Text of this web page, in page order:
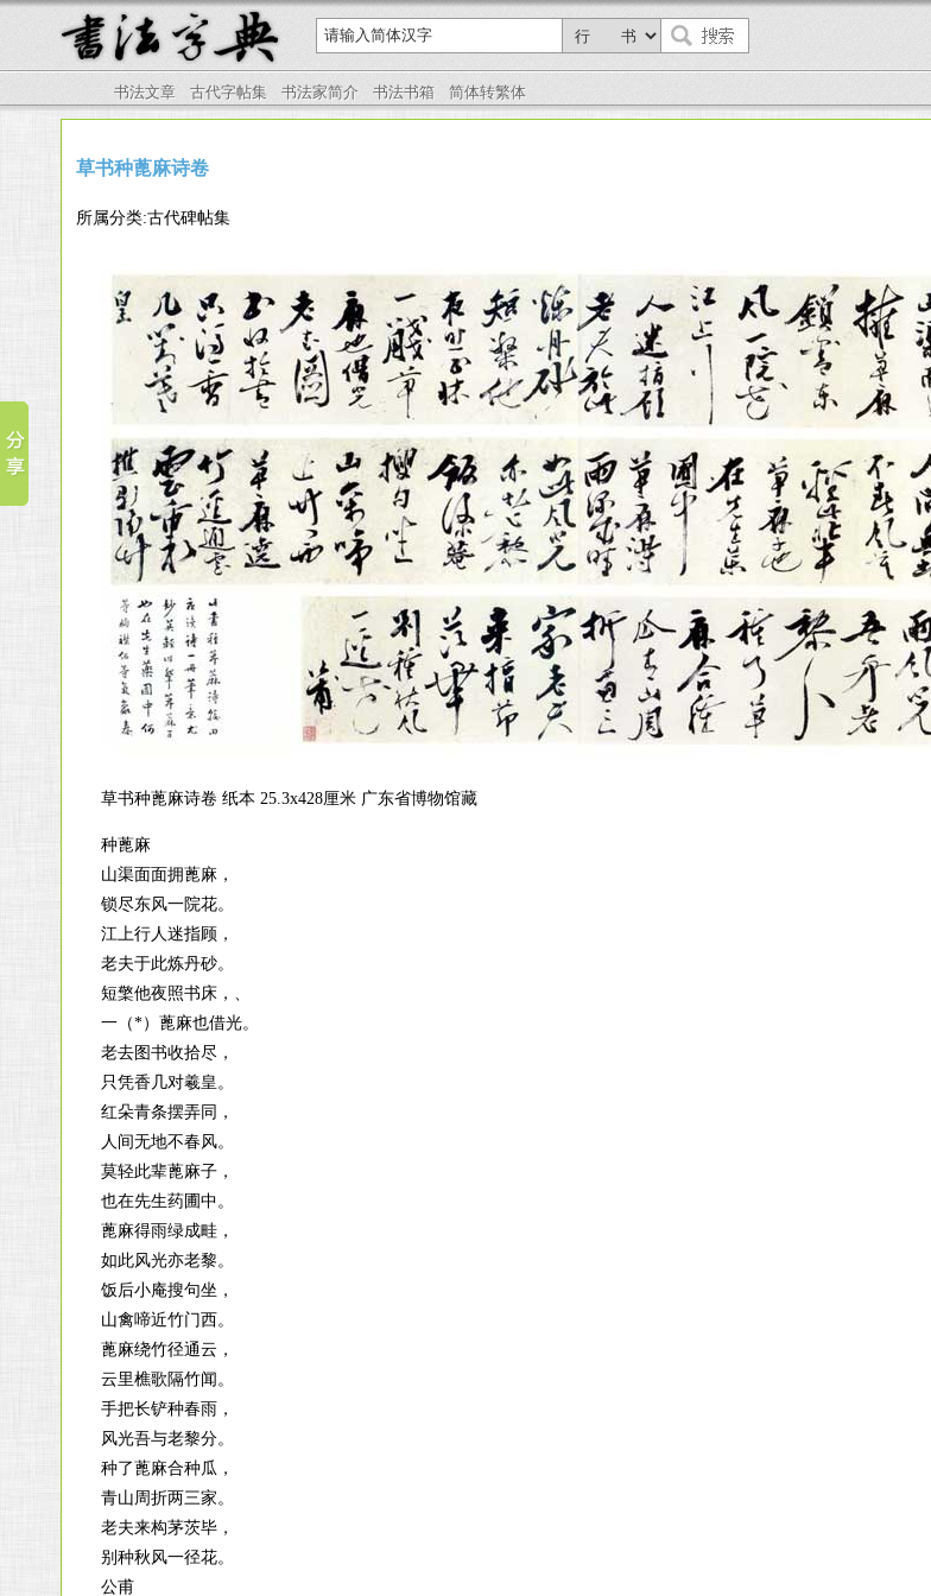
书法文章 古代字帖集 书法家简介 书法书箱 简体转繁体
草书种蓖麻诗卷
所属分类:古代碑帖集
草书种蓖麻诗卷 纸本 25.3x428厘米 广东省博物馆藏
种蓖麻
山渠面面拥蓖麻，
锁尽东风一院花。
江上行人迷指顾，
老夫于此炼丹砂。
短檠他夜照书床，、
一（*）蓖麻也借光。
老去图书收拾尽，
只凭香几对羲皇。
红朵青条摆弄同，
人间无地不春风。
莫轻此辈蓖麻子，
也在先生药圃中。
蓖麻得雨绿成畦，
如此风光亦老黎。
饭后小庵搜句坐，
山禽啼近竹门西。
蓖麻绕竹径通云，
云里樵歌隔竹闻。
手把长铲种春雨，
风光吾与老黎分。
种了蓖麻合种瓜，
青山周折两三家。
老夫来构茅茨毕，
别种秋风一径花。
公甫